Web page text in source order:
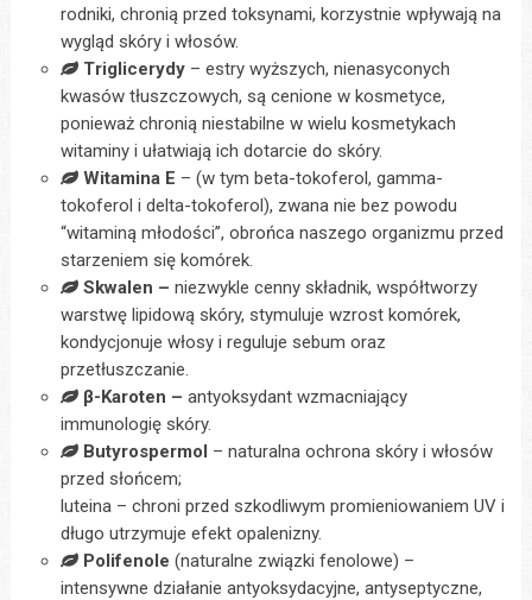
rodniki, chronią przed toksynami, korzystnie wpływają na
wygląd skóry i włosów.
Triglicerydy – estry wyższych, nienasyconych
kwasów tłuszczowych, są cenione w kosmetyce,
ponieważ chronią niestabilne w wielu kosmetykach
witaminy i ułatwiają ich dotarcie do skóry.
Witamina E – (w tym beta-tokoferol, gamma-
tokoferol i delta-tokoferol), zwana nie bez powodu
“witaminą młodości”, obrońca naszego organizmu przed
starzeniem się komórek.
Skwalen – niezwykle cenny składnik, współtworzy
warstwę lipidową skóry, stymuluje wzrost komórek,
kondycjonuje włosy i reguluje sebum oraz
przetłuszczanie.
β-Karoten – antyoksydant wzmacniający
immunologię skóry.
Butyrospermol – naturalna ochrona skóry i włosów
przed słońcem;
luteina – chroni przed szkodliwym promieniowaniem UV i
długo utrzymuje efekt opalenizny.
Polifenole (naturalne związki fenolowe) –
intensywne działanie antyoksydacyjne, antyseptyczne,